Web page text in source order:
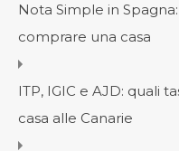
Nota Simple in
comprare una casa
ITP, IGIC e AJD: quali
casa alle Canarie